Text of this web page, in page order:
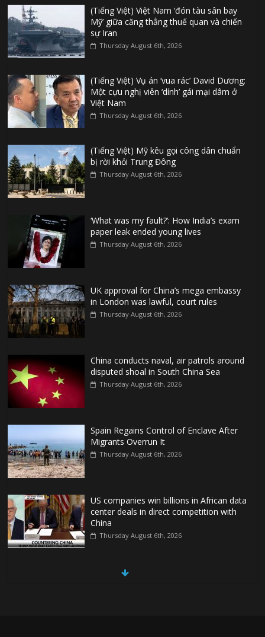
(Tiếng Việt) Việt Nam ‘đón tàu sân bay
Mỹ’ giữa căng thẳng thuế quan và chiến
sự Iran
Thursday August 6th, 2026
(Tiếng Việt) Vụ án ‘vua rác’ David Dương:
Một cựu nghị viên ‘dính’ gái mại dâm ở
Việt Nam
Thursday August 6th, 2026
(Tiếng Việt) Mỹ kêu gọi công dân chuẩn
bị rời khỏi Trung Đông
Thursday August 6th, 2026
‘What was my fault?’: How India’s exam
paper leak ended young lives
Thursday August 6th, 2026
UK approval for China’s mega embassy
in London was lawful, court rules
Thursday August 6th, 2026
China conducts naval, air patrols around
disputed shoal in South China Sea
Thursday August 6th, 2026
Spain Regains Control of Enclave After
Migrants Overrun It
Thursday August 6th, 2026
US companies win billions in African data
center deals in direct competition with
China
Thursday August 6th, 2026
China, Russia, Iran and North Korea